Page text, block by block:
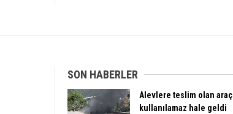
SON HABERLER
Alevlere teslim olan araç
kullanılamaz hale geldi